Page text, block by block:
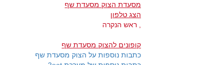
מסעדת הצוק מסעדת שף
הצג טלפון
, ראש הנקרה
קופונים להצוק מסעדת שף
כתבות נוספות על הצוק מסעדת שף